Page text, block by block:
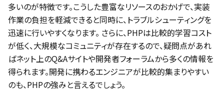
多いのが特徴です。こうした豊富なリソースのおかげで、実装
作業の負担を軽減できると同時に、トラブルシューティングを
迅速に行いやすくなります。 さらに、PHPは比較的学習コスト
が低く、大規模なコミュニティが存在するので、疑問点があれ
ばネット上のQ&Aサイトや開発者フォーラムから多くの情報を
得られます。開発に携わるエンジニアが比較的集まりやすい
のも、PHPの強みと言えるでしょう。